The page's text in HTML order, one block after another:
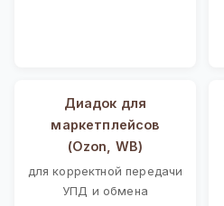
Диадок для
маркетплейсов
(Ozon, WB)
для корректной передачи
УПД и обмена